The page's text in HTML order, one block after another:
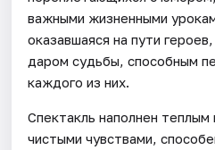
важными жизненными
оказавшаяся на пути
даром судьбы, способным
каждого из них.
Спектакль наполнен
чистыми чувствами,